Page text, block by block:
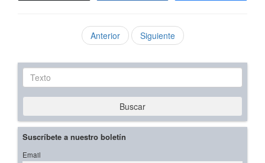
Anterior Siguiente
Texto
Buscar
Suscríbete a nuestro boletín
Email